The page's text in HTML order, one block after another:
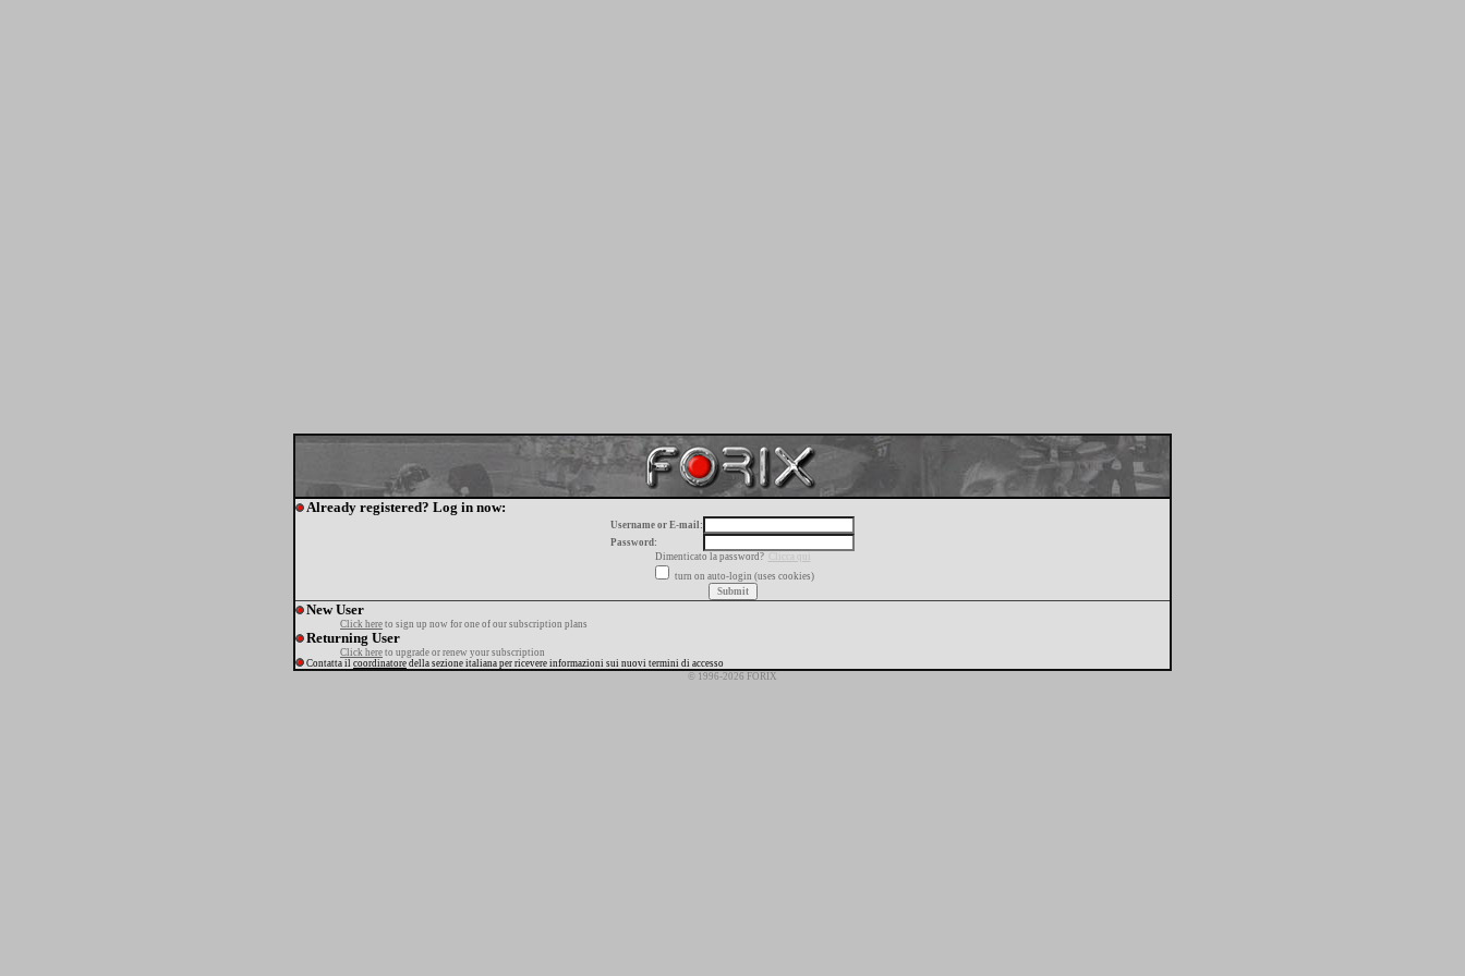
Already registered? Log in now:
Username or E-mail:
Password:
Dimenticato la password?
Clicca qui
turn on auto-login (uses cookies)
New User
Click here to sign up now for one of our subscription plans
Returning User
Click here to upgrade or renew your subscription
Contatta il coordinatore della sezione italiana per ricevere informazioni sui nuovi termini di accesso
© 1996-2026 FORIX